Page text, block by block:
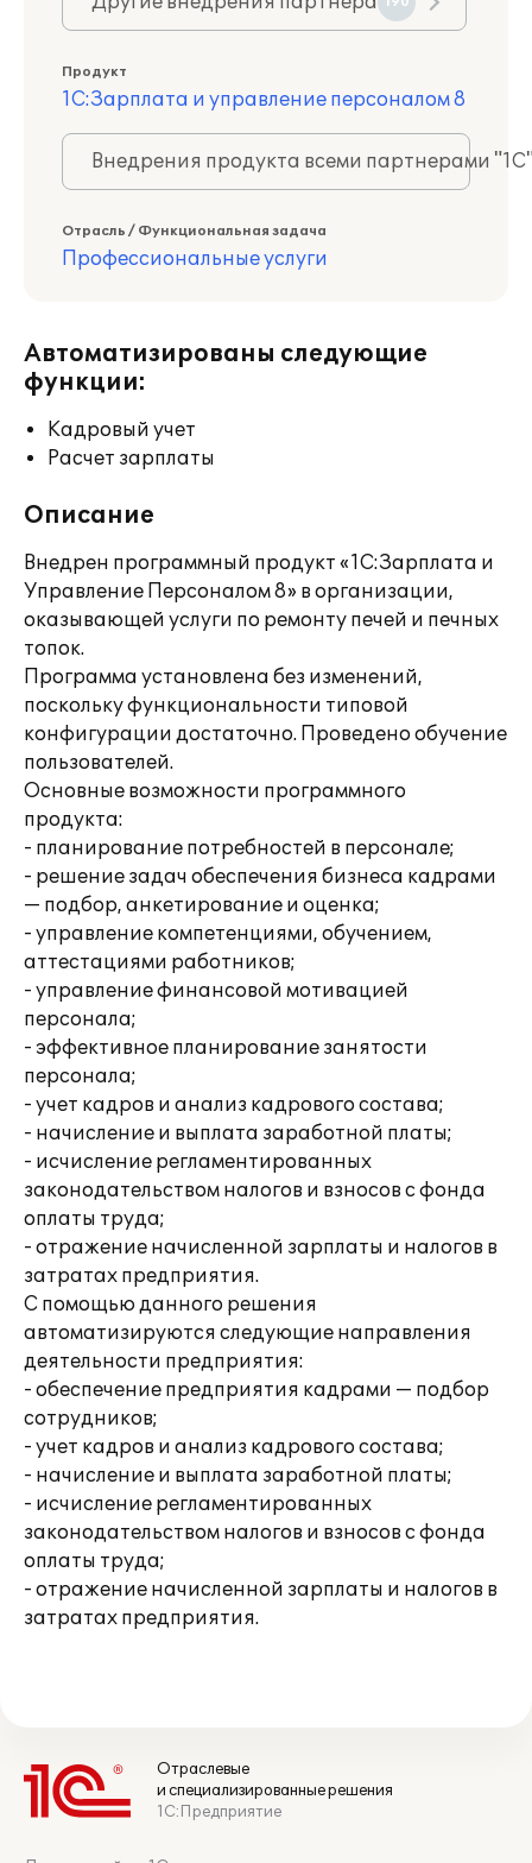
Продукт
1С:Зарплата и управление персоналом 8
Внедрения продукта всеми партнерами
Отрасль / Функциональная задача
Профессиональные услуги
Автоматизированы следующие
функции:
Кадровый учет
Расчет зарплаты
Описание
Внедрен программный продукт «1С:Зарплата и
Управление Персоналом 8» в организации,
оказывающей услуги по ремонту печей и печных
топок.
Программа установлена без изменений,
поскольку функциональности типовой
конфигурации достаточно. Проведено обучение
пользователей.
Основные возможности программного
продукта:
- планирование потребностей в персонале;
- решение задач обеспечения бизнеса кадрами
— подбор, анкетирование и оценка;
- управление компетенциями, обучением,
аттестациями работников;
- управление финансовой мотивацией
персонала;
- эффективное планирование занятости
персонала;
- учет кадров и анализ кадрового состава;
- начисление и выплата заработной платы;
- исчисление регламентированных
законодательством налогов и взносов с фонда
оплаты труда;
- отражение начисленной зарплаты и налогов в
затратах предприятия.
С помощью данного решения
автоматизируются следующие направления
деятельности предприятия:
- обеспечение предприятия кадрами — подбор
сотрудников;
- учет кадров и анализ кадрового состава;
- начисление и выплата заработной платы;
- исчисление регламентированных
законодательством налогов и взносов с фонда
оплаты труда;
- отражение начисленной зарплаты и налогов в
затратах предприятия.
Отраслевые
и специализированные решения
1С:Предприятие